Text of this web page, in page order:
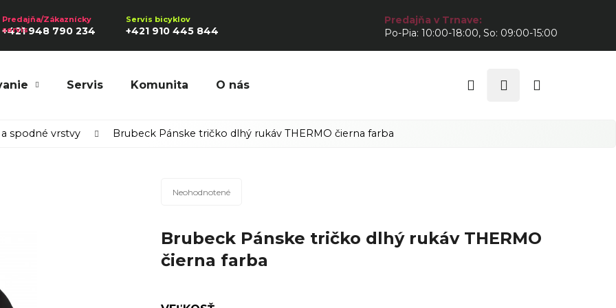
+421 948 790 234 +421 910 445 844
Predajňa v Trnave:
Po-Pia: 10:00-18:00, So: 09:00-15:00
Servis Komunita O nás Hľadať Prihlásenie
spodné vrstvy Brubeck Pánske tričko dlhý rukáv THERMO čierna farba
Priemerné
je
0,0
z
Neohodnotené
Brubeck Pánske tričko dlhý rukáv THERMO
čierna farba